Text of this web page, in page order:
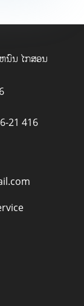
ຫນົນ ໄກສອນ
21 416